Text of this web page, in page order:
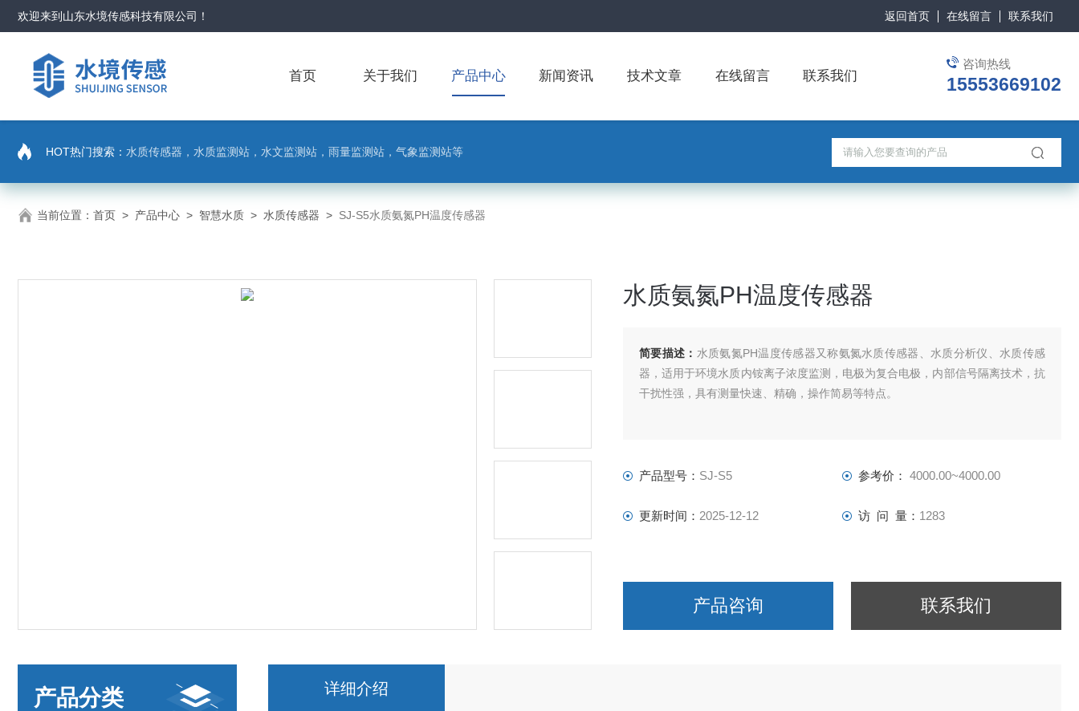
欢迎来到 山东水境传感科技有限公司 ！ 返回首页 在线留言 联系我们
咨询热线
15553669102
首页 关于我们 产品中心 新闻资讯 技术文章 在线留言 联系我们
HOT热门搜索： 水质传感器，水质监测站，水文监测站，雨量监测站，气象监测站等
当前位置： 首页 > 产品中心 > 智慧水质 > 水质传感器 > SJ-S5水质氨氮PH温度传感器
水质氨氮PH温度传感器
简要描述： 水质氨氮PH温度传感器又称氨氮水质传感器、水质分析仪、水质传感
器，适用于环境水质内铵离子浓度监测，电极为复合电极，内部信号隔离技术，抗
干扰性强，具有测量快速、精确，操作简易等特点。
产品型号： SJ-S5 参考价： 4000.00~4000.00
更新时间： 2025-12-12 访 问 量： 1283
产品咨询 联系我们
产品分类 详细介绍